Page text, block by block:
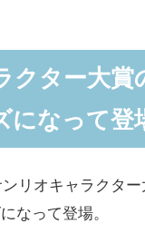
」などのオリジナル
でオリジナルナイト
キャラクター大
2022年サンリオ
クター大
になって登
リオキャラクタ
なって登場。